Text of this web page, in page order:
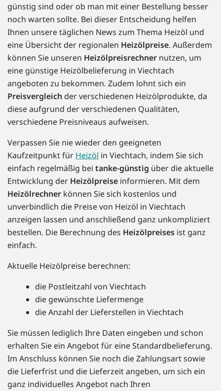
günstig sind oder ob man mit einer Bestellung besser
noch warten sollte. Bei dieser Entscheidung helfen
Ihnen unsere täglichen News zum Thema Heizöl und
eine Übersicht der regionalen Heizölpreise. Außerdem
können Sie unseren Heizölpreisrechner nutzen, um
eine günstige Heizölbelieferung in Viechtach
angeboten zu bekommen. Zudem lohnt sich ein
Preisvergleich der verschiedenen Heizölprodukte, da
diese aufgrund der verschiedenen Qualitäten,
verschiedene Preisniveaus aufweisen.
Verpassen Sie nie wieder den geeigneten
Kaufzeitpunkt für Heizöl in Viechtach, indem Sie sich
einfach regelmäßig bei tanke-günstig über die aktuelle
Entwicklung der Heizölpreise informieren. Mit dem
Heizölrechner können Sie sich kostenlos und
unverbindlich die Preise von Heizöl in Viechtach
anzeigen lassen und anschließend ganz unkompliziert
bestellen. Die Berechnung des Heizölpreises ist ganz
einfach.
Aktuelle Heizölpreise berechnen:
die Postleitzahl von Viechtach
die gewünschte Liefermenge
die Anzahl der Lieferstellen in Viechtach
Sie müssen lediglich Ihre Daten eingeben und schon
erhalten Sie ein Angebot für eine Standardbelieferung.
Im Anschluss können Sie noch die Zahlungsart sowie
die Lieferfrist und die Lieferzeit angeben, um sich ein
ganz individuelles Angebot nach Ihren